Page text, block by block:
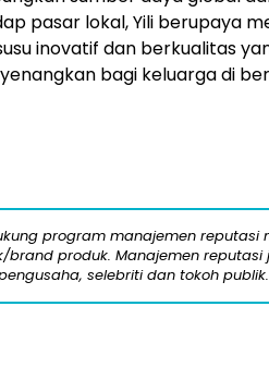
pasar lokal, Yili berupaya
inovatif dan berkualitas
bagi keluarga di
program manajemen reputasi
brand produk. Manajemen
selebriti dan tokoh publik.